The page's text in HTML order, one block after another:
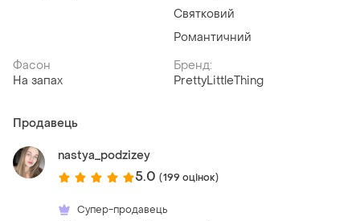
Святковий
Романтичний
Фасон
На запах
Бренд:
PrettyLittleThing
Продавець
nastya_podzizey
5.0 (199 оцінок)
Супер-продавець